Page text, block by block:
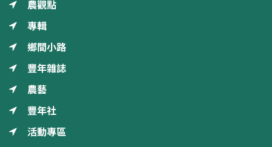
專輯
鄉間小路
豐年雜誌
農藝
豐年社
活動專區